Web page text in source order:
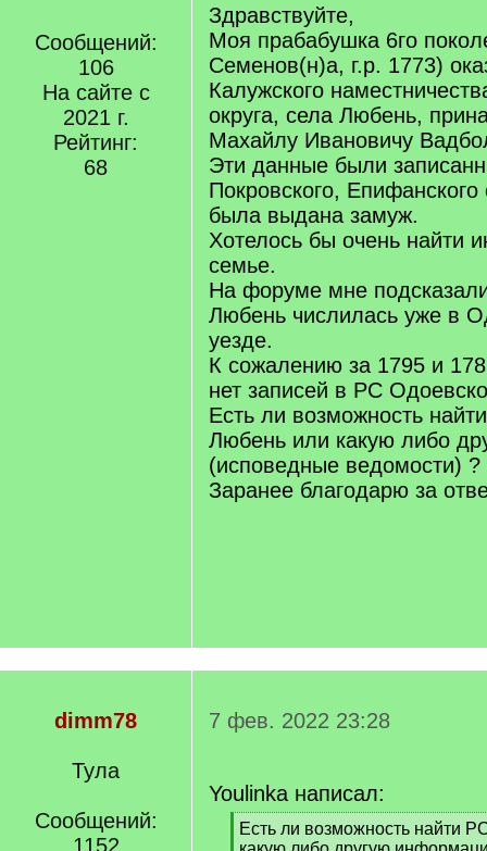
Сообщений:
106
На сайте с
2021 г.
Рейтинг:
68
Здравствуйте,
Моя прабабушка 6го
Семенов(н)а, г.р. 1773)
Калужского
округа, села Любень,
Махайлу Ивановичу
Эти данные были
Покровского, Епифанского
была выдана замуж.
Хотелось бы очень найти
семье.
На форуме мне
Любень числилась уже в
уезде.
К сожалению за 1795 и
нет записей в РС
Есть ли возможность
Любень или какую либо
(исповедные ведомости) ?
Заранее благодарю за
dimm78
Тула
Сообщений:
1152
7 фев. 2022 23:28
Youlinka написал:
[
q
Есть ли возможность найти